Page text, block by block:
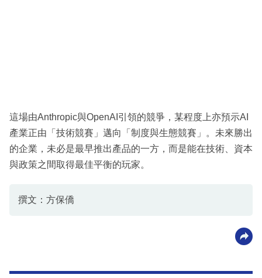
這場由Anthropic與OpenAI引領的競爭，某程度上亦預示AI
產業正由「技術競賽」邁向「制度與生態競賽」。未來勝出
的企業，未必是最早推出產品的一方，而是能在技術、資本
與政策之間取得最佳平衡的玩家。
撰文：方保僑